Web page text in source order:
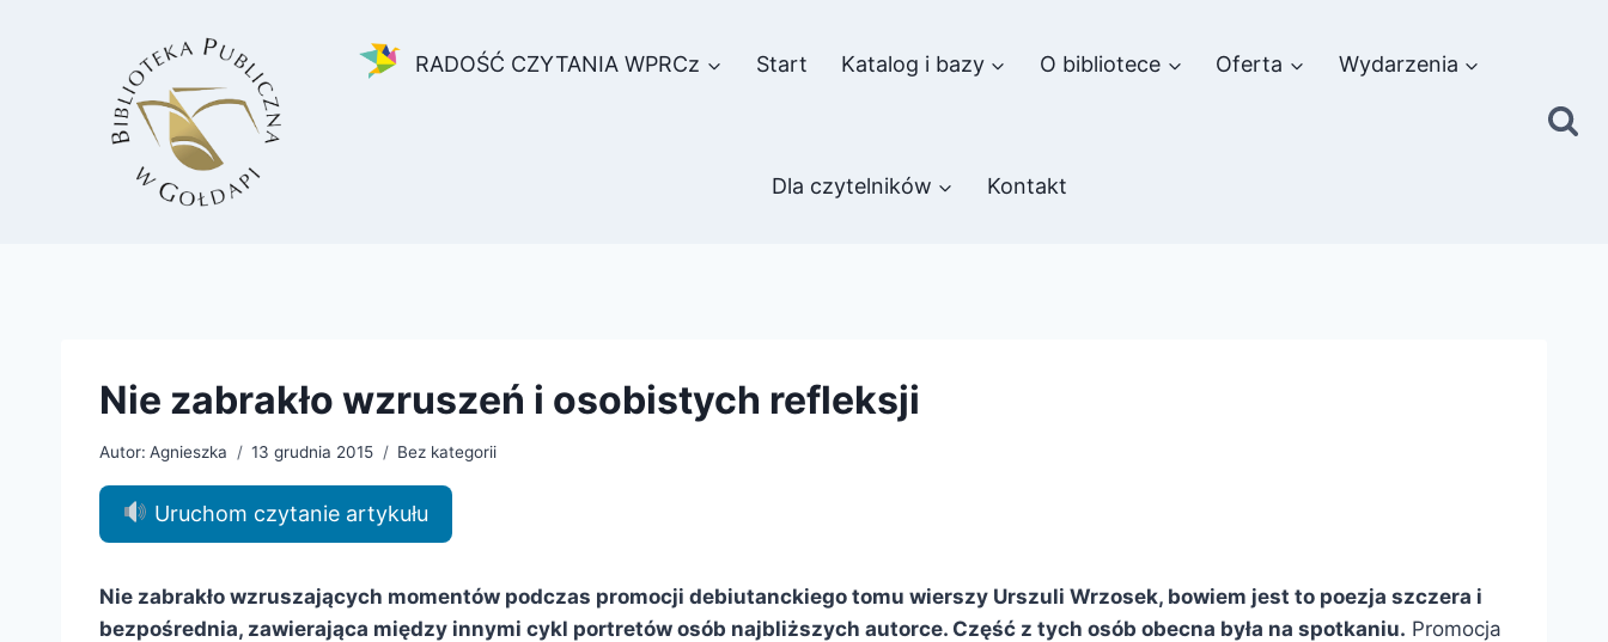
RADOŚĆ CZYTANIA WPRCz Start Katalog i bazy O bibliotece Oferta Wydarzenia
Dla czytelników Kontakt
Nie zabrakło wzruszeń i osobistych refleksji
Autor: Agnieszka 13 grudnia 2015 Bez kategorii
Uruchom czytanie artykułu
Nie zabrakło wzruszających momentów podczas promocji debiutanckiego tomu wierszy Urszuli Wrzosek, bowiem jest to poezja szczera i
bezpośrednia, zawierająca między innymi cykl portretów osób najbliższych autorce. Część z tych osób obecna była na spotkaniu. Promocja